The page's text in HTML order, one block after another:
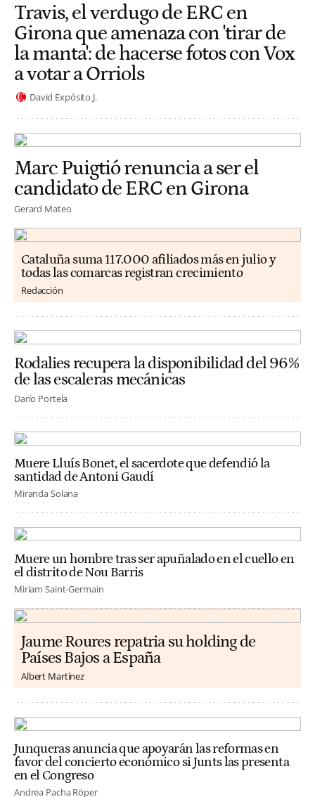
Travis, el verdugo de ERC en
Girona que amenaza con 'tirar de
la manta': de hacerse fotos con Vox
a votar a Orriols
David Expósito J.
Marc Puigtió renuncia a ser el
candidato de ERC en Girona
Gerard Mateo
Cataluña suma 117.000 afiliados más en julio y
todas las comarcas registran crecimiento
Redacción
Rodalies recupera la disponibilidad del 96%
de las escaleras mecánicas
Darío Portela
Muere Lluís Bonet, el sacerdote que defendió la
santidad de Antoni Gaudí
Miranda Solana
Muere un hombre tras ser apuñalado en el cuello en
el distrito de Nou Barris
Miriam Saint-Germain
Jaume Roures repatria su holding de
Países Bajos a España
Albert Martínez
Junqueras anuncia que apoyarán las reformas en
favor del concierto económico si Junts las presenta
en el Congreso
Andrea Pacha Röper